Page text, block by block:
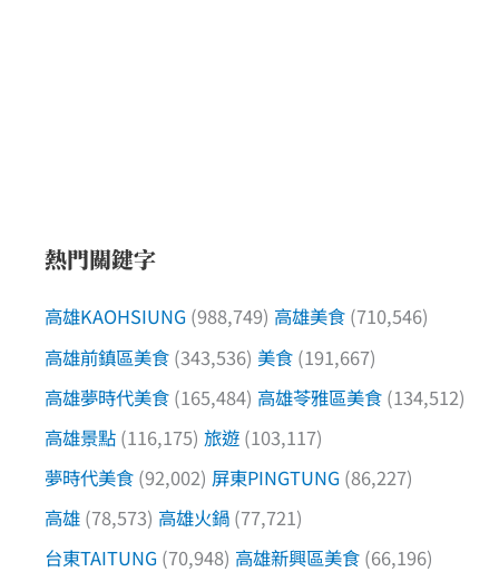
熱門關鍵字
高雄KAOHSIUNG (988,749) 高雄美食 (710,546)
高雄前鎮區美食 (343,536) 美食 (191,667)
高雄夢時代美食 (165,484) 高雄苓雅區美食 (134,512)
高雄景點 (116,175) 旅遊 (103,117)
夢時代美食 (92,002) 屏東PINGTUNG (86,227)
高雄 (78,573) 高雄火鍋 (77,721)
台東TAITUNG (70,948) 高雄新興區美食 (66,196)